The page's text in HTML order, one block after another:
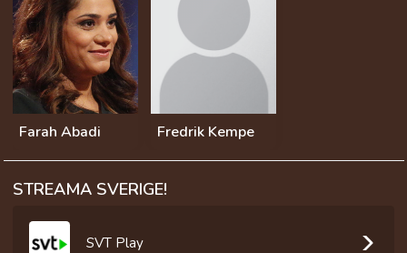
Farah Abadi Fredrik Kempe
STREAMA SVERIGE!
SVT Play